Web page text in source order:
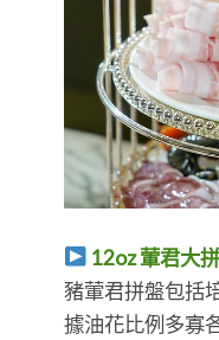
12oz 葷君大
豬葷君拼盤包括
據油花比例多寡